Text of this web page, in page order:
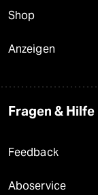
Shop
Anzeigen
Fragen & Hilfe
Feedback
Aboservice